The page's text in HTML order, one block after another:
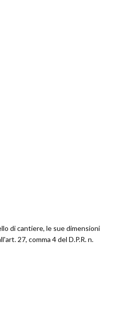
di cantiere, le sue dimensioni
27, comma 4 del D.P.R. n.